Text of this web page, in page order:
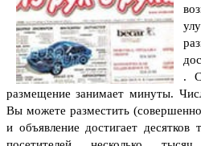
.
размещение занимает минуты.
Вы можете разместить
и объявление достигает